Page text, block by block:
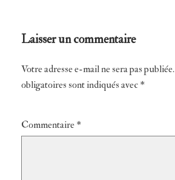
Laisser un commentaire
Votre adresse e-mail ne sera pas publiée.
obligatoires sont indiqués avec *
Commentaire *
Alternative: